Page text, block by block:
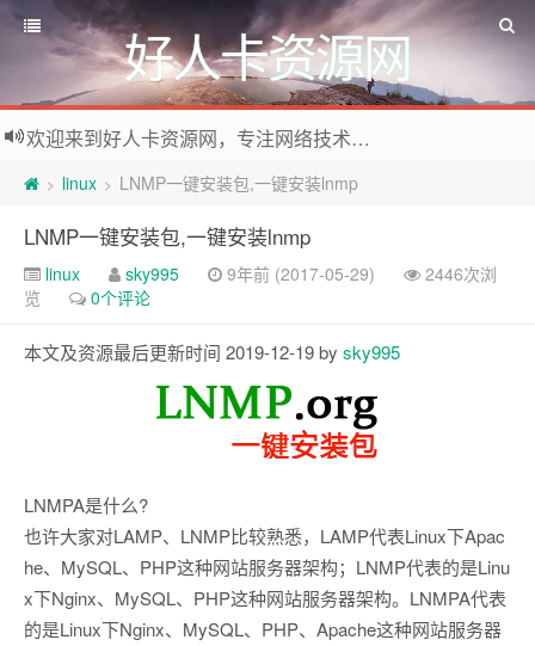
好人卡资源网
欢迎来到好人卡资源网，专注网络技术资源收集，我们不仅是网络资源的搬运工，也生产原创资源。寻找资源请留言或关注公众号:烈日下的男人
> linux > LNMP一键安装包,一键安装lnmp
LNMP一键安装包,一键安装lnmp
linux sky995 9年前 (2017-05-29)
2446次浏
览
0个评论
本文及资源最后更新时间 2019-12-19 by sky995
LNMPA是什么?
也许大家对LAMP、LNMP比较熟悉，LAMP代表Linux下Apac
he、MySQL、PHP这种网站服务器架构；LNMP代表的是Linu
x下Nginx、MySQL、PHP这种网站服务器架构。LNMPA代表
的是Linux下Nginx、MySQL、PHP、Apache这种网站服务器